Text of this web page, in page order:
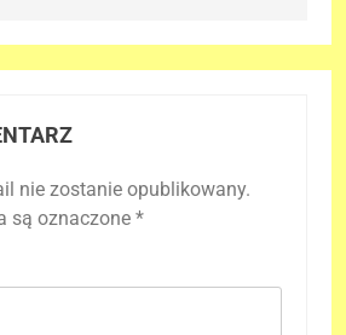
nie zostanie opublikowany.
są oznaczone *